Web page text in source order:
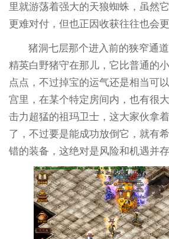
里就游荡着强大的天狼蜘蛛，虽然
更难对付，但也正因收获往往也会
猪洞七层那个进入前的狭窄通
精英白野猪守在那儿，它比普通的
点点，不过掉宝的运气还是相当可
宫里，在某个特定房间内，也有很
击力超猛的祖玛卫士，这大家伙拿
了，不过要是能成功放倒它，就有
错的装备，这绝对是风险和机遇并存